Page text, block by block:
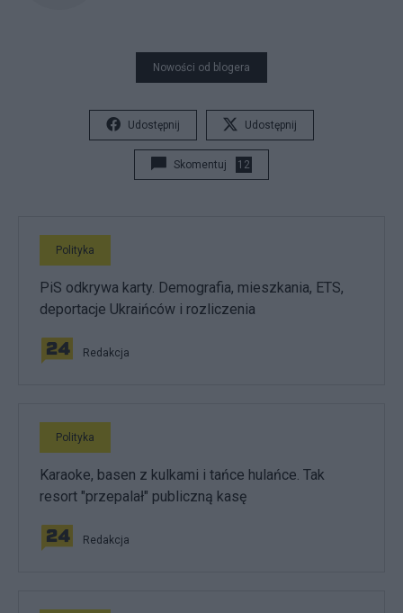
Nowości od blogera
Udostępnij Udostępnij
Skomentuj 12
Polityka
PiS odkrywa karty. Demografia, mieszkania, ETS,
deportacje Ukraińców i rozliczenia
Redakcja
Polityka
Karaoke, basen z kulkami i tańce hulańce. Tak
resort "przepalał" publiczną kasę
Redakcja